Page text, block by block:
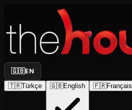
🇬🇧EN
🇹🇷Türkçe 🇬🇧English 🇫🇷Français